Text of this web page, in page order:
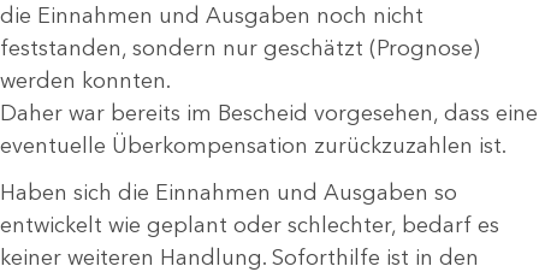
die Einnahmen und Ausgaben noch nicht
feststanden, sondern nur geschätzt (Prognose)
werden konnten.
Daher war bereits im Bescheid vorgesehen, dass eine
eventuelle Überkompensation zurückzuzahlen ist.
Haben sich die Einnahmen und Ausgaben so
entwickelt wie geplant oder schlechter, bedarf es
keiner weiteren Handlung. Soforthilfe ist in den